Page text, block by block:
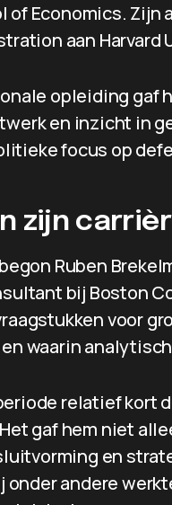
of Economics.
aan Harvard
opleiding gaf
en inzicht in
focus op
zijn
Ruben
bij Boston
voor
waarin
relatief kort
gaf hem niet
en
onder andere